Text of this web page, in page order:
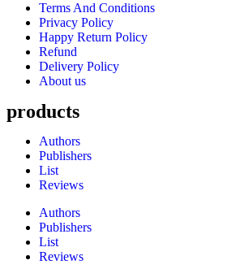
Terms And Conditions
Privacy Policy
Happy Return Policy
Refund
Delivery Policy
About us
products
Authors
Publishers
List
Reviews
Authors
Publishers
List
Reviews